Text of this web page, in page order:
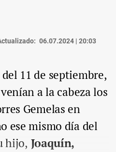
06.07.2024 | 20:03
11 de septiembre,
a la cabeza los
Gemelas en
ese mismo día del
hijo, Joaquín,